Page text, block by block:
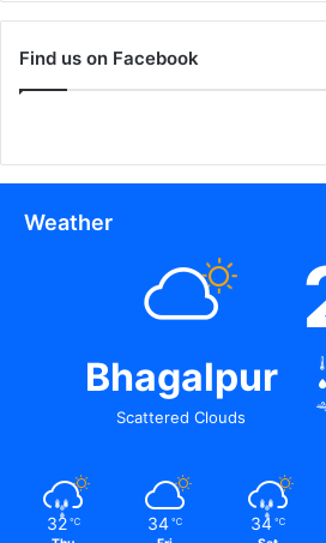
Find us on Facebook
Weather
Bhagalpur
Scattered Clouds
32 ℃ 34 ℃ 34 ℃